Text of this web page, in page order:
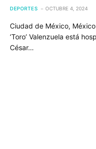
DEPORTES OCTUBRE 4, 2024
Ciudad de México,
‘Toro’ Valenzuela está
César…